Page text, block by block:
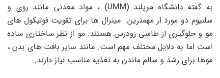
به گفته دانشگاه مریلند (UMM) ، مواد معدنی مانند روی و
سلنیوم دو مورد از مهمترین مینرال ها برای تقویت فولیکول های
مو و جلوگیری از طاسی زودرس هستند. مو از نظر ساختاری ساده
است اما به دلایل مختلف مهم است. مانند سایر بافت های بدن ،
موها برای رشد و سالم ماندن به تغذیه مناسب نیاز دارند.